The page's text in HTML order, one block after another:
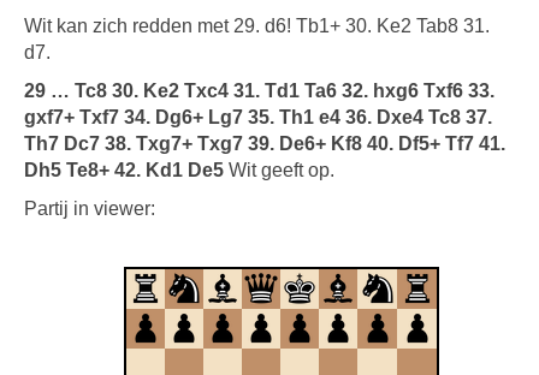
Wit kan zich redden met 29. d6! Tb1+ 30. Ke2 Tab8 31.
d7.
29 … Tc8 30. Ke2 Txc4 31. Td1 Ta6 32. hxg6 Txf6 33.
gxf7+ Txf7 34. Dg6+ Lg7 35. Th1 e4 36. Dxe4 Tc8 37.
Th7 Dc7 38. Txg7+ Txg7 39. De6+ Kf8 40. Df5+ Tf7 41.
Dh5 Te8+ 42. Kd1 De5 Wit geeft op.
Partij in viewer: